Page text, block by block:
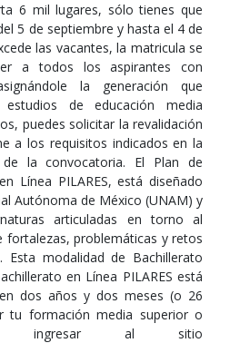
6 mil lugares, sólo tienes que
5 de septiembre y hasta el 4 de
las vacantes, la matricula se
a todos los aspirantes con
la generación que
de educación media
puedes solicitar la revalidación
a los requisitos indicados en la
la convocatoria. El Plan de
Línea PILARES, está diseñado
Autónoma de México (UNAM) y
articuladas en torno al
fortalezas, problemáticas y retos
modalidad de Bachillerato
en Línea PILARES está
dos años y dos meses (o 26
tu formación media superior o
ingresar al sitio